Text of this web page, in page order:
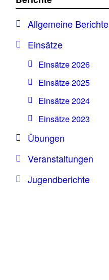
Allgemeine Berichte
Einsätze
Einsätze 2026
Einsätze 2025
Einsätze 2024
Einsätze 2023
Übungen
Veranstaltungen
Jugendberichte